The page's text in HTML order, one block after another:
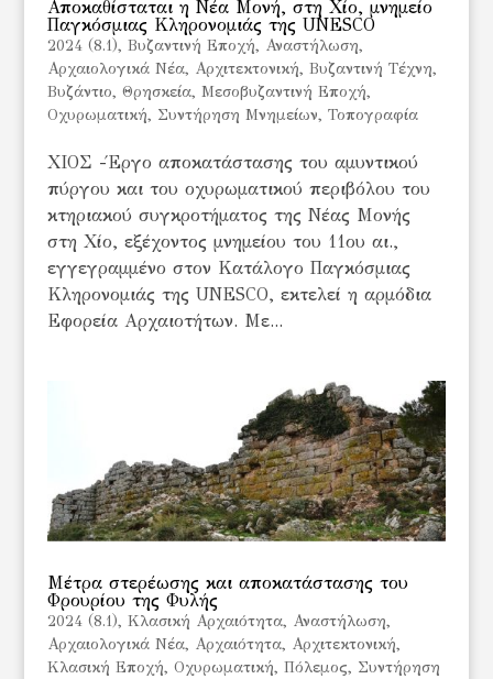
Αποκαθίσταται η Νέα Μονή, στη Χίο, μνημείο
Παγκόσμιας Κληρονομιάς της UNESCO
2024 (8.1), Bυζαντινή Εποχή, Αναστήλωση,
Αρχαιολογικά Νέα, Αρχιτεκτονική, Βυζαντινή Τέχνη,
Βυζάντιο, Θρησκεία, Μεσοβυζαντινή Εποχή,
Οχυρωματική, Συντήρηση Μνημείων, Τοπογραφία
ΧΙΟΣ -Έργο αποκατάστασης του αμυντικού
πύργου και του οχυρωματικού περιβόλου του
κτηριακού συγκροτήματος της Νέας Μονής
στη Χίο, εξέχοντος μνημείου του 11ου αι.,
εγγεγραμμένο στον Κατάλογο Παγκόσμιας
Κληρονομιάς της UNESCO, εκτελεί η αρμόδια
Εφορεία Αρχαιοτήτων. Με...
Μέτρα στερέωσης και αποκατάστασης του
Φρουρίου της Φυλής
2024 (8.1), Kλασική Αρχαιότητα, Αναστήλωση,
Αρχαιολογικά Νέα, Αρχαιότητα, Αρχιτεκτονική,
Κλασική Εποχή, Οχυρωματική, Πόλεμος, Συντήρηση